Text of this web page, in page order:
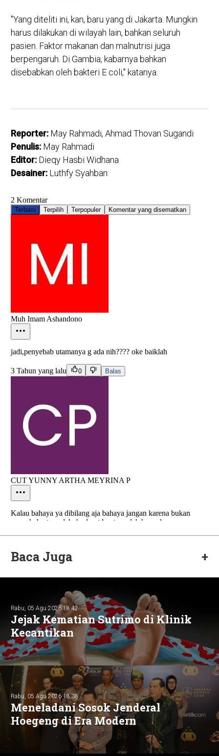
"Yang diteliti ini, kan, baru yang di Jakarta. Mungkin
harus dilakukan di wilayah lain, bahkan seluruh
pasien. Faktor makanan dan malnutrisi juga
berpengaruh. Di Gambia, kabarnya bahkan
disebabkan oleh bakteri E coli," katanya.
Reporter: May Rahmadi, Ahmad Thovan Sugandi
Penulis: May Rahmadi
Editor: Dieqy Hasbi Widhana
Desainer: Luthfy Syahban
Baca Juga +
Rabu, 05 Agu 2026 18:42
Jejak Kematian Sutrimo di Klinik
Kecantikan
Rabu, 05 Agu 2026 18:38
Meneladani Sosok Jenderal
Hoegeng di Era Modern